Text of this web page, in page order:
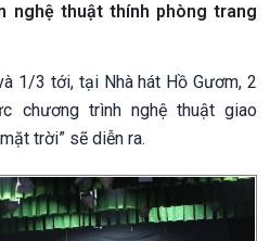
nghệ thuật thính phòng trang
1/3 tới, tại Nhà hát Hồ Gươm, 2
chương trình nghệ thuật giao
trời” sẽ diễn ra.